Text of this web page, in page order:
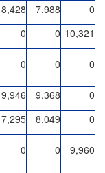
8,428 7,988 0
0 0 10,321
0 0 0
9,946 9,368 0
7,295 8,049 0
0 0 9,960